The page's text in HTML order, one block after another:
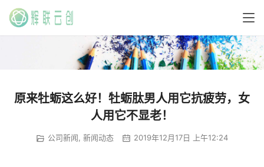
原来牡蛎这么好！牡蛎肽男人用它抗疲劳，女
人用它不显老！
公司新闻, 新闻动态 2019年12月17日 上午12:24